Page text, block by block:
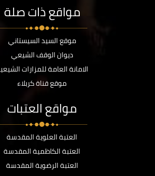
مواقع ذات صلة
موقع السيد السيستاني
ديوان الوقف الشيعي
الامانة العامة للمزارات
موقع قناة كربلاء
مواقع العتبات
العتبة العلوية المقدسة
العتبة الكاظمية المقدسة
العتبة الرضوية المقدسة